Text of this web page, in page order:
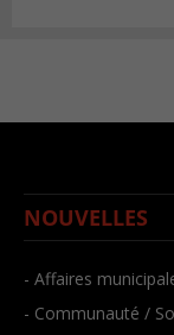
NOUVELLES
- Affaires
- Communauté /